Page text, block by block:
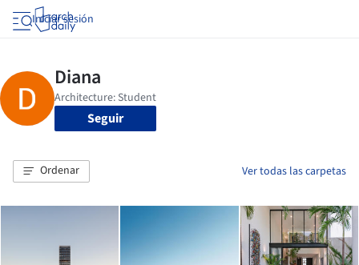
Iniciar sesión
Seguir
Ordenar Ver todas las carpetas